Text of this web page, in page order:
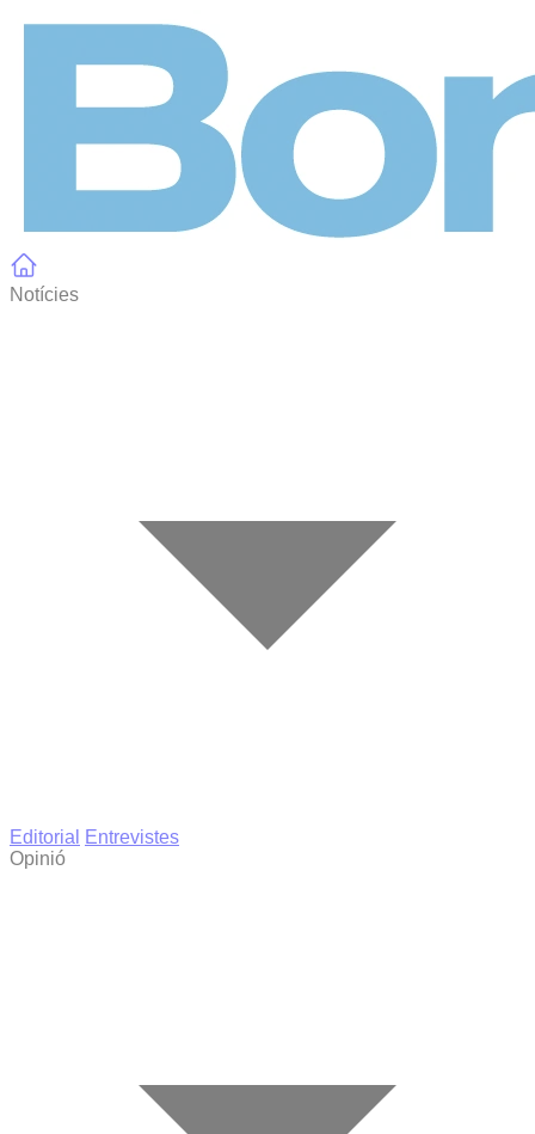
Notícies
Editorial
Entrevistes
Opinió